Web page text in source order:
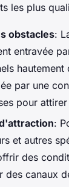
les plus
obstacles:
entravée
par une
pour
:
et autres
des
des canaux